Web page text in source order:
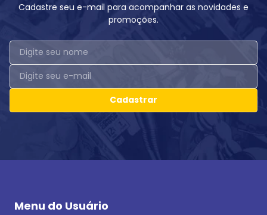
Cadastre seu e-mail para acompanhar as novidades e
promoções.
Cadastrar
Menu do Usuário